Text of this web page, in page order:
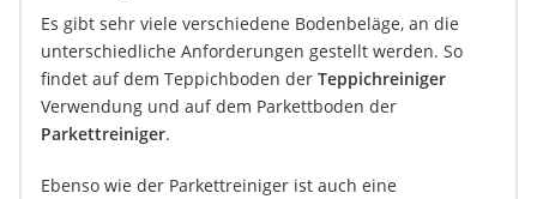
Es gibt sehr viele verschiedene Bodenbeläge, an die
unterschiedliche Anforderungen gestellt werden. So
findet auf dem Teppichboden der Teppichreiniger
Verwendung und auf dem Parkettboden der
Parkettreiniger.
Ebenso wie der Parkettreiniger ist auch eine